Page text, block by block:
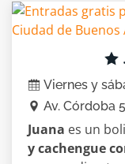
Viernes y
Av. Córdoba
Juana es un
y cachengue